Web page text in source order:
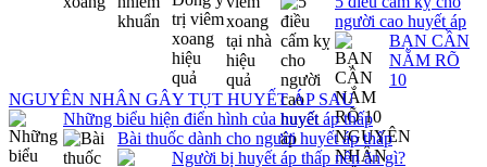
người cao huyết áp
BẠN CẦN
NẮM RÕ
10
NGUYÊN NHÂN GÂY TỤT HUYẾT ÁP SAU
Những biểu hiện điển hình của huyết áp thấp
Bài thuốc dành cho người huyết áp thấp
Người bị huyết áp thấp nên ăn gì?